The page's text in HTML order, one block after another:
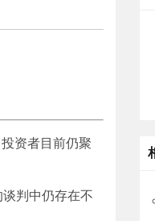
资者目前仍聚
判中仍存在不